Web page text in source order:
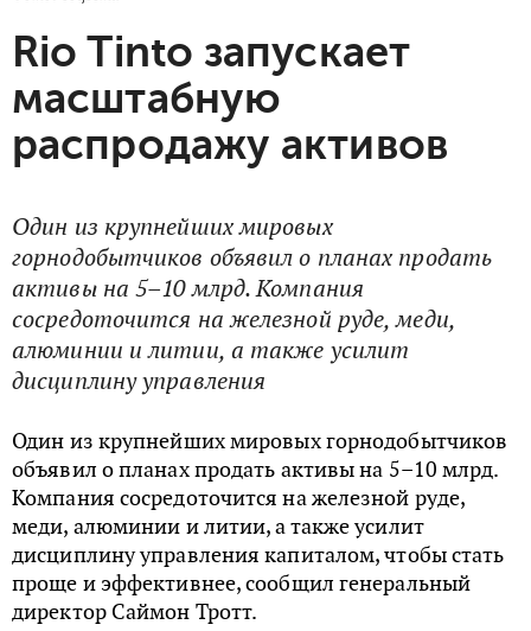
Rio Tinto запускает
масштабную
распродажу активов
Один из крупнейших мировых
горнодобытчиков объявил о планах продать
активы на 5–10 млрд. Компания
сосредоточится на железной руде, меди,
алюминии и литии, а также усилит
дисциплину управления
Один из крупнейших мировых горнодобытчиков
объявил о планах продать активы на 5–10 млрд.
Компания сосредоточится на железной руде,
меди, алюминии и литии, а также усилит
дисциплину управления капиталом, чтобы стать
проще и эффективнее, сообщил генеральный
директор Саймон Тротт.